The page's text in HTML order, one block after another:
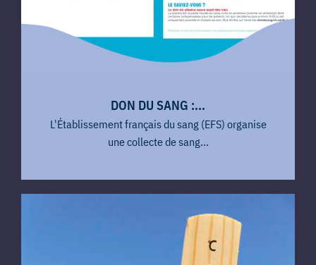
DON DU SANG :...
L'Établissement français du sang (EFS) organise
une collecte de sang...